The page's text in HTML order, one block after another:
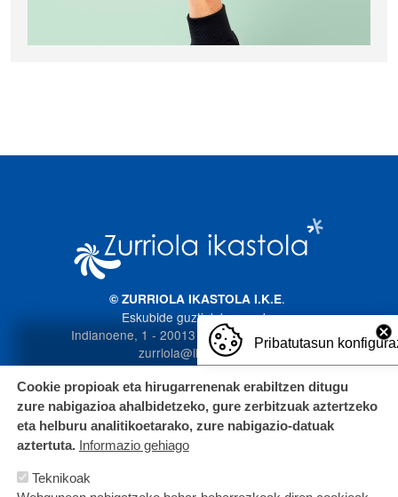
© ZURRIOLA IKASTOLA I.K.E.
Eskubide guztiak bere esku
Indianoene, 1 - 20013 Donostia. 943 272 587
zurriola@ikastola.eus
Pribatutasun
Cookie propioak eta hirugarrenenak erabiltzen ditugu
zure nabigazioa ahalbidetzeko, gure zerbitzuak aztertzeko
eta helburu analitikoetarako, zure nabigazio-datuak
aztertuta. Informazio gehiago
Teknikoak